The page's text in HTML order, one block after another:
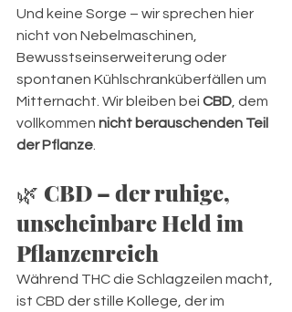
Und keine Sorge – wir sprechen hier
nicht von Nebelmaschinen,
Bewusstseinserweiterung oder
spontanen Kühlschranküberfällen um
Mitternacht. Wir bleiben bei CBD , dem
vollkommen nicht berauschenden Teil
der Pflanze
🌿 CBD – der ruhige,
unscheinbare Held im
Pflanzenreich
Während THC die Schlagzeilen macht,
ist CBD der stille Kollege, der im